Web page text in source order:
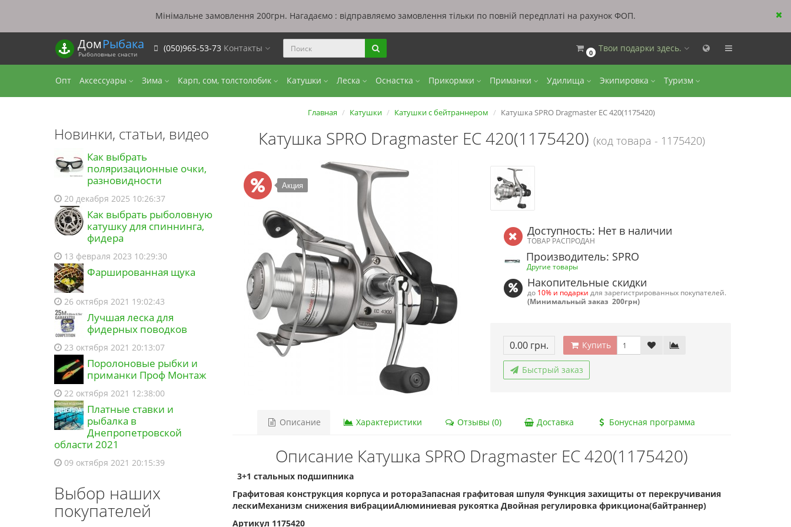
Мінімальне замовлення 200грн. Нагадаємо : відправляємо замовлення тільки по повній передплаті на рахунок ФОП.
ДомРыбака
Рыболовные снасти
(050)965-53-73 Контакты 0 Твои подарки здесь.
Опт Аксессуары Зима Карп, сом, толстолобик Катушки Леска Оснастка Прикормки Приманки Удилища Экипировка Туризм
Новинки, статьи, видео
Как выбрать
поляризационные очки,
разновидности
20 декабря 2025 10:26:37
Как выбрать рыболовную
катушку для спиннинга,
фидера
13 февраля 2023 10:29:30
Фаршированная щука
26 октября 2021 19:02:43
Лучшая леска для
фидерных поводков
23 октября 2021 20:13:07
Поролоновые рыбки и
приманки Проф Монтаж
22 октября 2021 12:38:00
Платные ставки и
рыбалка в
Днепропетровской
области 2021
09 октября 2021 20:15:39
Выбор наших
покупателей
Главная Катушки Катушки с бейтраннером Катушка SPRO Dragmaster EС 420(1175420)
Катушка SPRO Dragmaster EС 420(1175420) (код товара - 1175420)
Акция
Доступность: Нет в наличии
ТОВАР РАСПРОДАН
Производитель: SPRO
Другие товары
Накопительные скидки
до 10% и подарки для зарегистрированных покупателей.
(Минимальный заказ 200грн)
0.00 грн. Купить
Быстрый заказ
Описание Характеристики Отзывы (0) Доставка Бонусная программа
Описание Катушка SPRO Dragmaster EС 420(1175420)
3+1 стальных подшипника
Графитовая конструкция корпуса и ротораЗапасная графитовая шпуля Функция захищиты от перекручивания
лескиМеханизм снижения вибрацииАлюминиевая рукоятка Двойная регулировка фрикциона(байтраннер)
Артикул 1175420